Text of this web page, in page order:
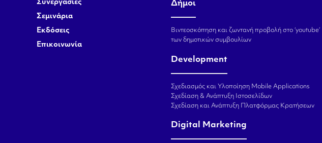
Συνεργασίες
Σεμινάρια
Εκδόσεις
Επικοινωνία
Δήμοι
Βιντεοσκόπηση και ζωντανή προβολή στο ‘youtube’
των δημοτικών συμβουλίων
Development
Σχεδιασμός και Υλοποίηση Mobile Applications
Σχεδίαση & Ανάπτυξη Ιστοσελίδων
Σχεδίαση και Ανάπτυξη Πλατφόρμας Κρατήσεων
Digital Marketing